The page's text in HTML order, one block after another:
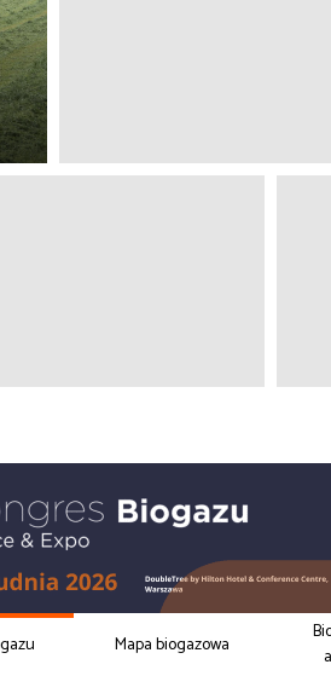
Mapa biogazowa